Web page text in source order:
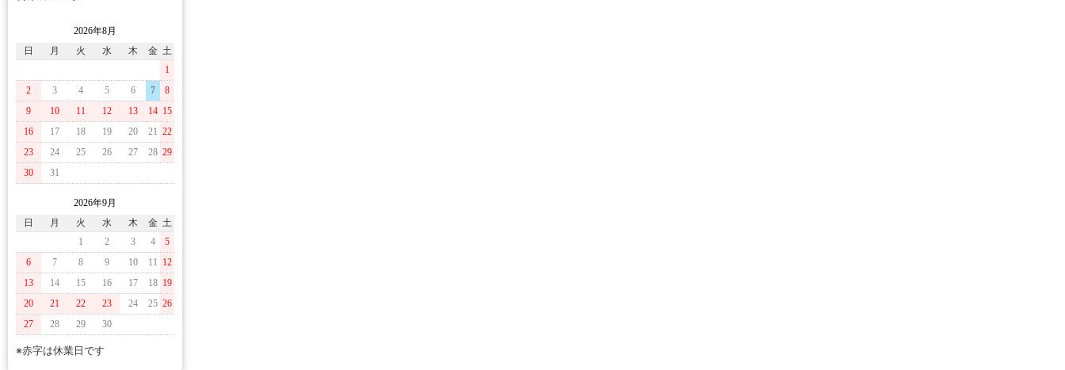
2026年8月
日
月 火 水 木 金 土
1
2
3 4 5 6 7
8
9
10 11 12 13 14 15
16
17 18 19 20 21 22
23
24 25 26 27 28 29
30
31
2026年9月
日
月 火 水 木 金 土
1
2 3 4
5
6
7 8 9 10 11 12
13
14 15 16 17 18 19
20
21 22 23 24 25 26
27
28 29 30
※赤字は休業日です